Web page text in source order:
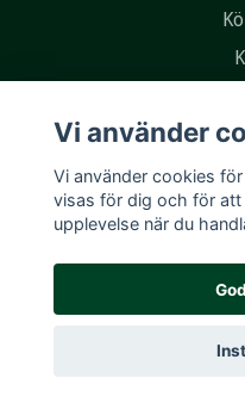
© 2026 New
Vi använder
Vi använder cookies
visas för dig och för
upplevelse när du